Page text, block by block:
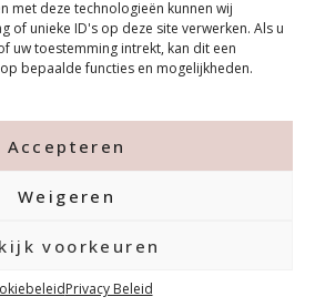
met deze technologieën kunnen wij
of unieke ID's op deze site verwerken. Als u
uw toestemming intrekt, kan dit een
bepaalde functies en mogelijkheden.
Accepteren
Weigeren
voorkeuren
Privacy Beleid
excl. btw
in huis!